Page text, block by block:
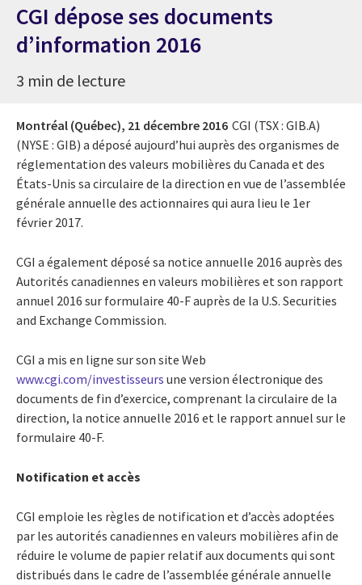
CGI dépose ses documents
d’information 2016
3 min de lecture
Montréal (Québec), 21 décembre 2016 CGI (TSX : GIB.A)
(NYSE : GIB) a déposé aujourd’hui auprès des organismes de
réglementation des valeurs mobilières du Canada et des
États-Unis sa circulaire de la direction en vue de l’assemblée
générale annuelle des actionnaires qui aura lieu le 1er
février 2017.
CGI a également déposé sa notice annuelle 2016 auprès des
Autorités canadiennes en valeurs mobilières et son rapport
annuel 2016 sur formulaire 40-F auprès de la U.S. Securities
and Exchange Commission.
CGI a mis en ligne sur son site Web
www.cgi.com/investisseurs une version électronique des
documents de fin d’exercice, comprenant la circulaire de la
direction, la notice annuelle 2016 et le rapport annuel sur le
formulaire 40-F.
Notification et accès
CGI emploie les règles de notification et d’accès adoptées
par les autorités canadiennes en valeurs mobilières afin de
réduire le volume de papier relatif aux documents qui sont
distribués dans le cadre de l’assemblée générale annuelle